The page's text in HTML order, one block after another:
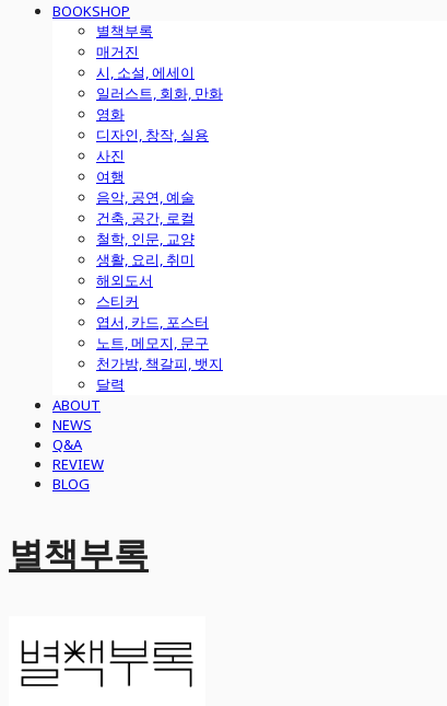
BOOKSHOP
별책부록
매거진
시, 소설, 에세이
일러스트, 회화, 만화
영화
디자인, 창작, 실용
사진
여행
음악, 공연, 예술
건축, 공간, 로컬
철학, 인문, 교양
생활, 요리, 취미
해외도서
스티커
엽서, 카드, 포스터
노트, 메모지, 문구
천가방, 책갈피, 뱃지
달력
ABOUT
NEWS
Q&A
REVIEW
BLOG
별책부록